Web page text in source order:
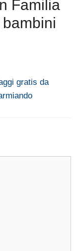
Familia
gratis da